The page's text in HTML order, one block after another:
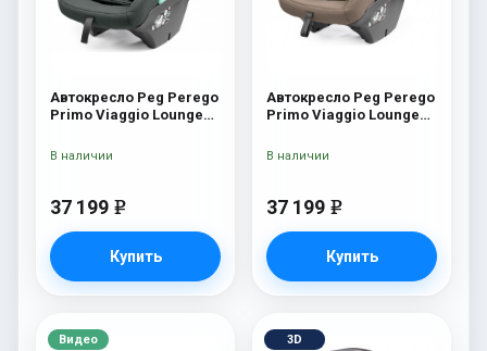
Автокресло Peg Perego
Primo Viaggio Lounge
37 199 e
Купить
В наличии
Автокресло Peg Perego
Primo Viaggio Lounge
37 199 e
Купить
В наличии
Видео 3D